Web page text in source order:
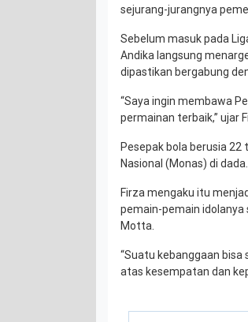
sejurang-jurangnya
Sebelum masuk pada
Andika langsung
dipastikan bergabung
“Saya ingin membawa
permainan terbaik,” ujar
Pesepak bola berusia
Nasional (Monas) di
Firza mengaku itu
pemain-pemain idolanya
Motta.
“Suatu kebanggaan bisa
atas kesempatan dan